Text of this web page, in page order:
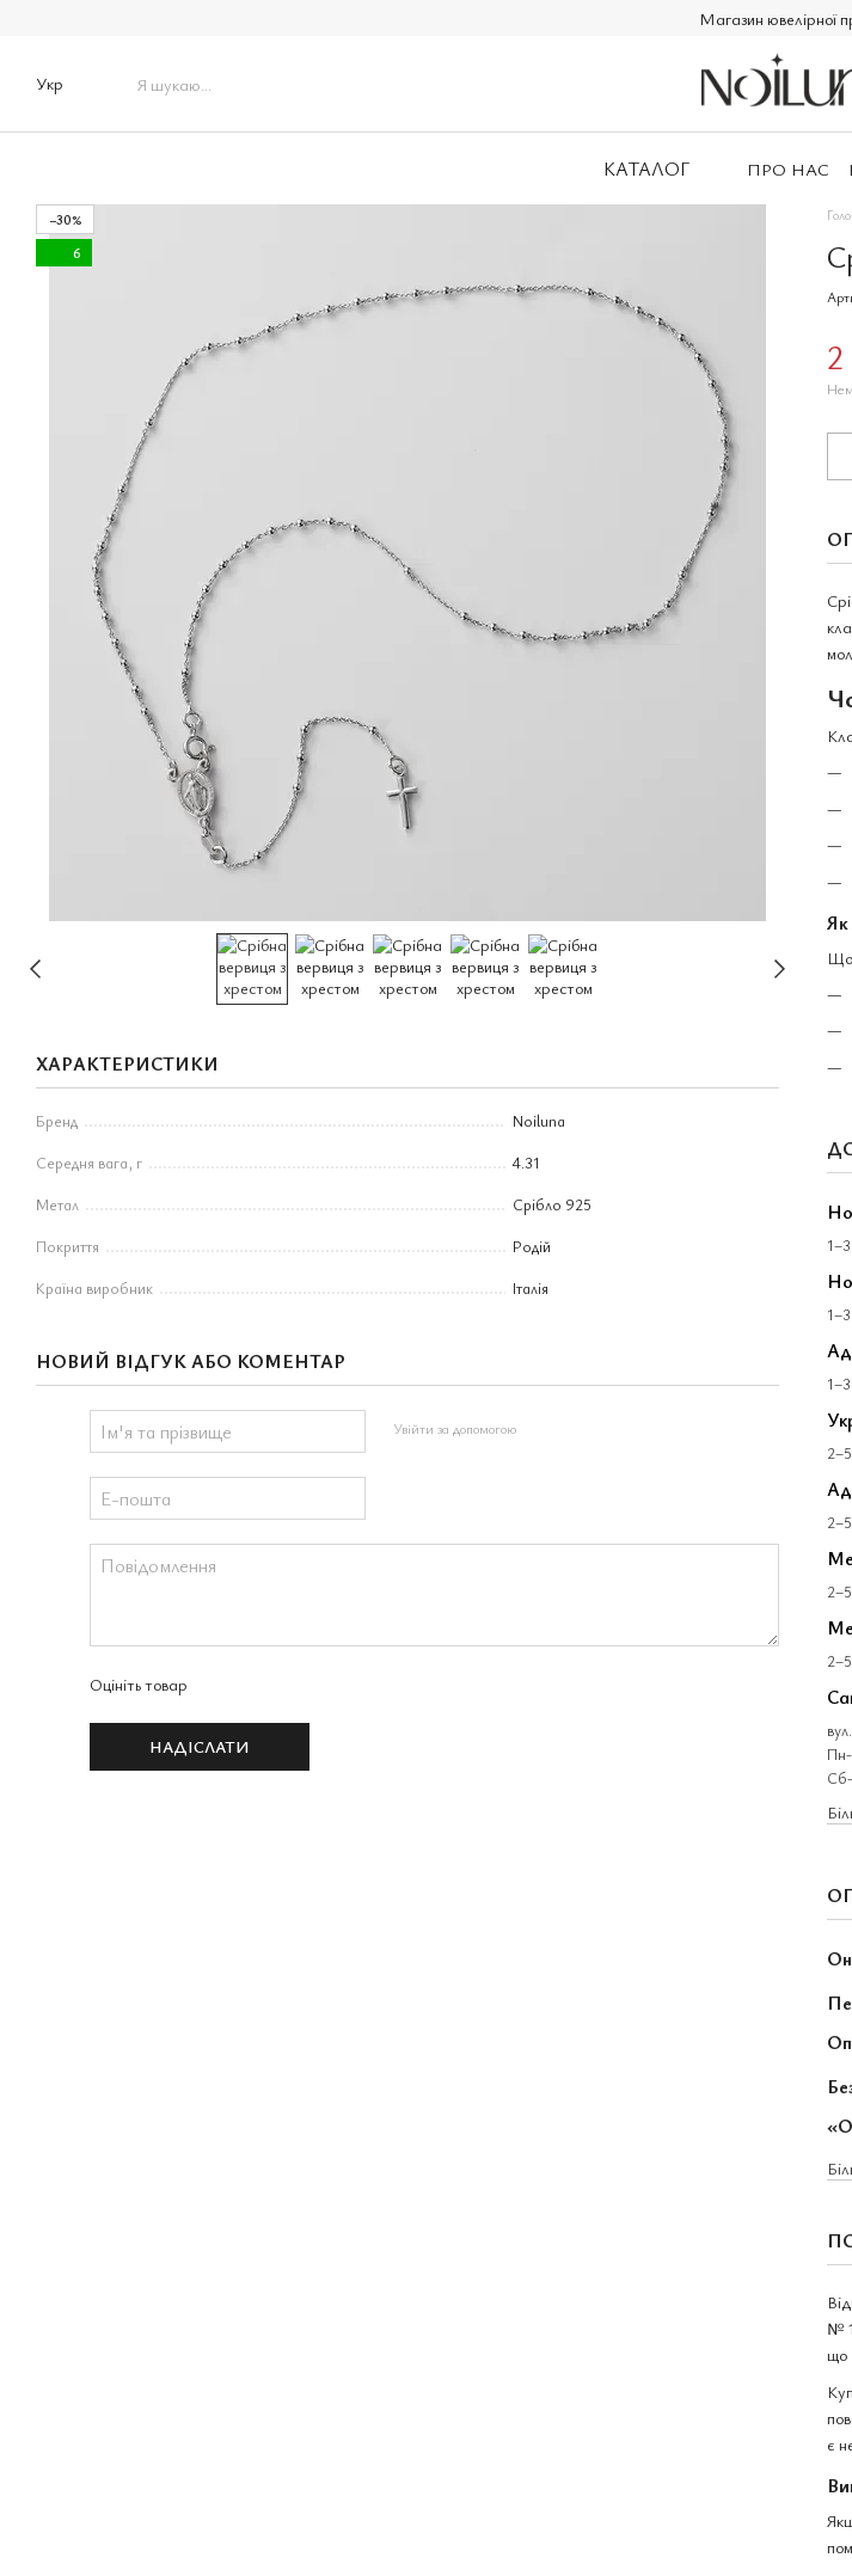
Магазин ювелірної
Укр
КАТАЛОГ ПРО НАС
−30%
6
ХАРАКТЕРИСТИКИ
Бренд
Noiluna
Середня вага, г
4.31
Метал
Срібло 925
Покриття
Родій
Країна виробник
Італія
НОВИЙ ВІДГУК АБО КОМЕНТАР
Увійти за допомогою
Оцініть товар
НАДІСЛАТИ
Як
№
що
є